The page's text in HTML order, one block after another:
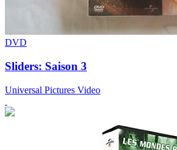
DVD
Sliders: Saison 3
Universal Pictures Video